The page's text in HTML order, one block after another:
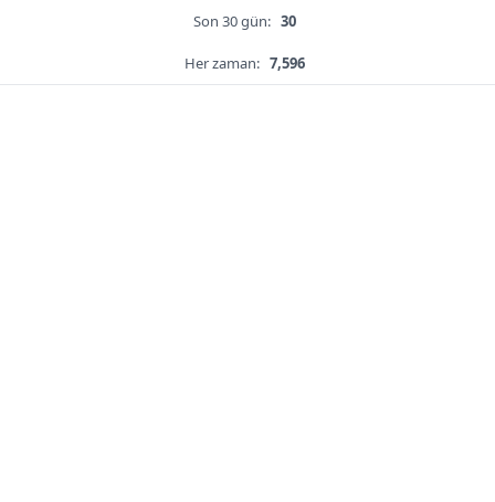
Son 30 gün: 30
Her zaman: 7,596